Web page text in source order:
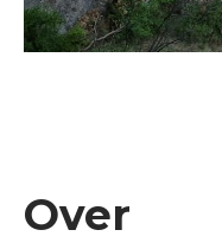
Over